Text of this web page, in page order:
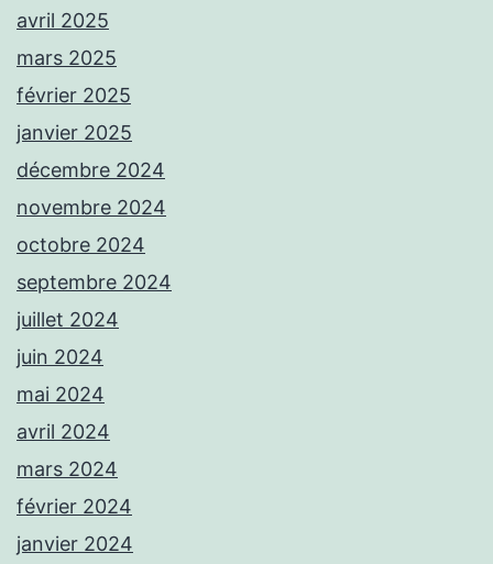
avril 2025
mars 2025
février 2025
janvier 2025
décembre 2024
novembre 2024
octobre 2024
septembre 2024
juillet 2024
juin 2024
mai 2024
avril 2024
mars 2024
février 2024
janvier 2024